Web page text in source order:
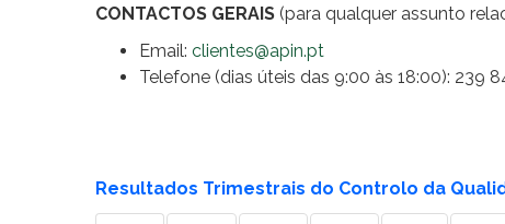
CONTACTOS GERAIS (para qualquer assunto
Email: clientes@apin.pt
Telefone (dias úteis das 9:00 às 18:00): 239
Resultados Trimestrais do Controlo da